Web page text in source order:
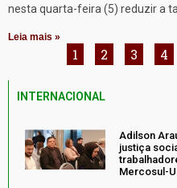
nesta quarta-feira (5) reduzir a
Leia mais »
1 2 3 4
INTERNACIONAL
Adilson
justiça
Mercosul-